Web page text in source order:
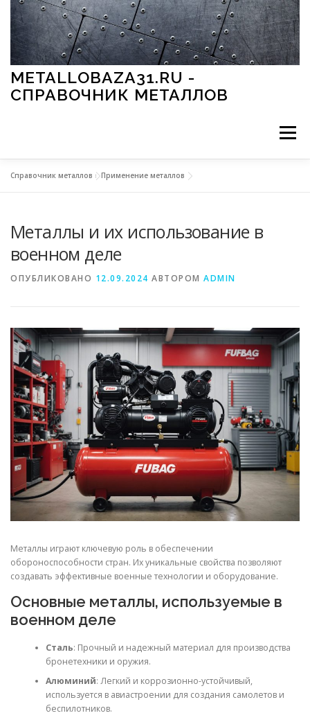
Перейти к содержимому
METALLOBAZA31.RU -
СПРАВОЧНИК МЕТАЛЛОВ
Меню
МЕТАЛЛЫ И ОКРУЖАЮЩАЯ СРЕДА
СВОЙСТВА МЕТАЛЛОВ СОРТА МЕТАЛЛОВ
СТАТЬИ
Справочник металлов »Применение металлов
Металлы и их использование в
военном деле
ОПУБЛИКОВАНО 12.09.2024 АВТОРОМ ADMIN
Металлы играют ключевую роль в обеспечении
обороноспособности стран. Их уникальные свойства позволяют
создавать эффективные военные технологии и оборудование.
Основные металлы, используемые в
военном деле
Сталь: Прочный и надежный материал для производства
бронетехники и оружия.
Алюминий: Легкий и коррозионно-устойчивый,
используется в авиастроении для создания самолетов и
беспилотников.